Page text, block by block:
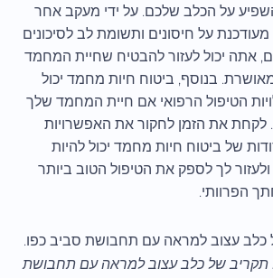
על הכלב שלכם. על ידי מעקב אחר
על חיסונים ותשומת לב לסיכונים
אתה יכול לעזור להבטיח שחיית המחמד
בנוסף, ביטוח חיות מחמד יכול
הטיפול הרפואי אם חיית המחמד שלך
לקחת את הזמן לחקור את האפשרויות
של ביטוח חיות מחמד יכול להיות
לך לספק את הטיפול הטוב ביותר
הפרוותי.
תקריב של כלב עצוב למראה עם תחבושת